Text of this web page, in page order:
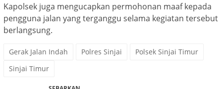
Kapolsek juga mengucapkan permohonan maaf kepada
pengguna jalan yang terganggu selama kegiatan tersebut
berlangsung.
Gerak Jalan Indah Polres Sinjai
Polsek Sinjai Timur
Sinjai Timur